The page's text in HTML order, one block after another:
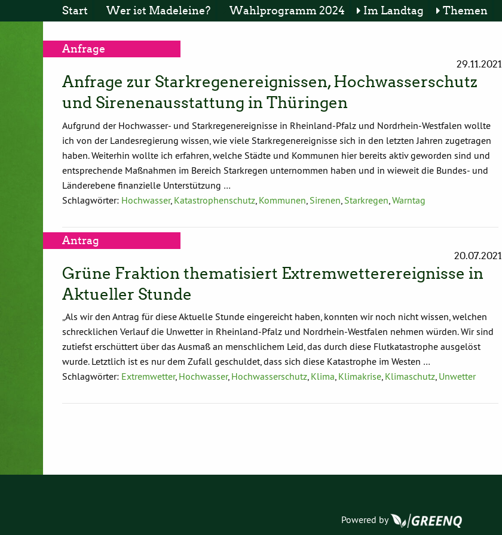
Start Wer ist Madeleine? Wahlprogramm 2024 Im Landtag Themen
Anfrage
29.11.2021
Anfrage zur Starkregenereignissen, Hochwasserschutz
und Sirenenausstattung in Thüringen
Aufgrund der Hochwasser- und Starkregenereignisse in Rheinland-Pfalz und Nordrhein-Westfalen wollte
ich von der Landesregierung wissen, wie viele Starkregenereignisse sich in den letzten Jahren zugetragen
haben. Weiterhin wollte ich erfahren, welche Städte und Kommunen hier bereits aktiv geworden sind und
entsprechende Maßnahmen im Bereich Starkregen unternommen haben und in wieweit die Bundes- und
Länderebene finanzielle Unterstützung …
Schlagwörter: Hochwasser, Katastrophenschutz Kommunen Sirenen Starkregen Warntag
Antrag
20.07.2021
Grüne Fraktion thematisiert Extremwetterereignisse in
Aktueller Stunde
„Als wir den Antrag für diese Aktuelle Stunde eingereicht haben, konnten wir noch nicht wissen, welchen
schrecklichen Verlauf die Unwetter in Rheinland-Pfalz und Nordrhein-Westfalen nehmen würden. Wir sind
zutiefst erschüttert über das Ausmaß an menschlichem Leid, das durch diese Flutkatastrophe ausgelöst
wurde. Letztlich ist es nur dem Zufall geschuldet, dass sich diese Katastrophe im Westen …
Schlagwörter: Extremwetter, Hochwasser, Hochwasserschutz, Klima, Klimakrise, Klimaschutz, Unwetter
Powered by